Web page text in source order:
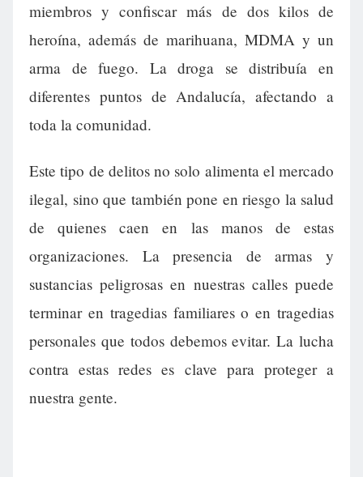
miembros y confiscar más de dos kilos de
heroína, además de marihuana, MDMA y un
arma de fuego. La droga se distribuía en
diferentes puntos de Andalucía, afectando a
toda la comunidad.
Este tipo de delitos no solo alimenta el mercado
ilegal, sino que también pone en riesgo la salud
de quienes caen en las manos de estas
organizaciones. La presencia de armas y
sustancias peligrosas en nuestras calles puede
terminar en tragedias familiares o en tragedias
personales que todos debemos evitar. La lucha
contra estas redes es clave para proteger a
nuestra gente.